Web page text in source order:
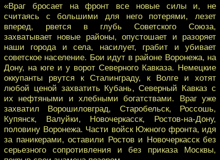
«Враг бросает на фронт все новые силы и, не
считаясь с большими для него потерями, лезет
вперед, рвется в глубь Советского Союза,
захватывает новые районы, опустошает и разоряет
наши города и села, насилует, грабит и убивает
советское население. Бои идут в районе Воронежа, на
Дону, на юге и у ворот Северного Кавказа. Немецкие
оккупанты рвутся к Сталинграду, к Волге и хотят
любой ценой захватить Кубань, Северный Кавказ с
их нефтяными и хлебными богатствами. Враг уже
захватил Ворошиловград, Старобельск, Россошь,
Купянск, Валуйки, Новочеркасск, Ростов-на-Дону,
половину Воронежа. Части войск Южного фронта, идя
за паникерами, оставили Ростов и Новочеркасск без
серьезного сопротивления и без приказа Москвы,